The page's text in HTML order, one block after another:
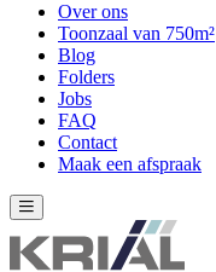
Over ons
Toonzaal van 750m²
Blog
Folders
Jobs
FAQ
Contact
Maak een afspraak